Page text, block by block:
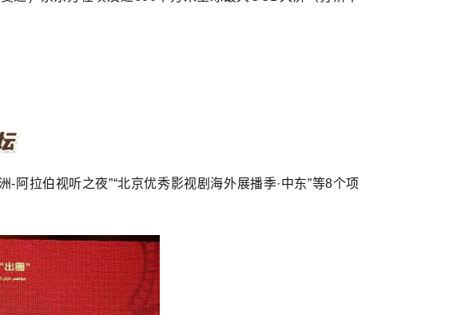
拉伯视听之夜”“北京优秀影视剧海外展播季·中东”等8个项